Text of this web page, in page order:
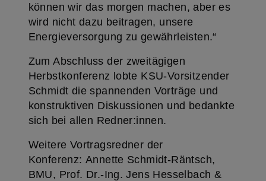
können wir das morgen machen, aber es
wird nicht dazu beitragen, unsere
Energieversorgung zu gewährleisten.“
Zum Abschluss der zweitägigen
Herbstkonferenz lobte KSU-Vorsitzender
Schmidt die spannenden Vorträge und
konstruktiven Diskussionen und bedankte
sich bei allen Redner:innen.
Weitere Vortragsredner der
Konferenz: Annette Schmidt-Räntsch,
BMU, Prof. Dr.-Ing. Jens Hesselbach &